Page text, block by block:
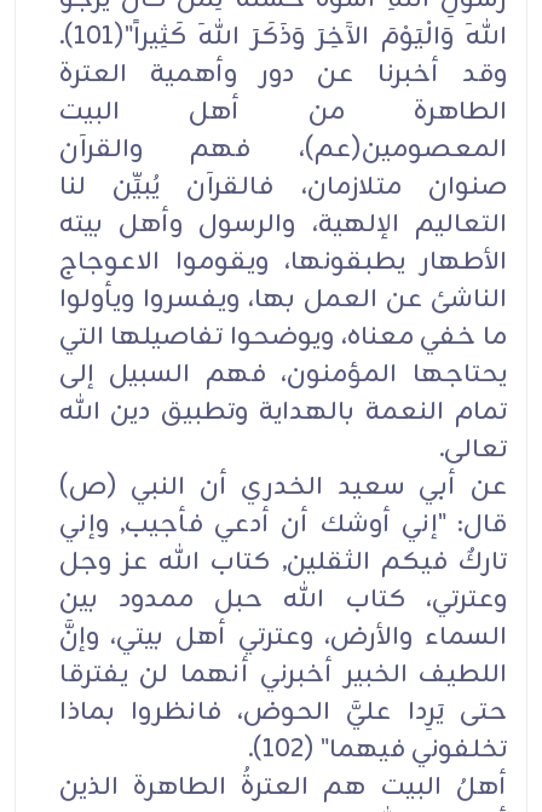
اللهَ وَالْيَوْمَ الآَخِرَ وَذَكَرَ اللهَ كَثِيراً"(101).
وقد أخبرنا عن دور وأهمية العترة
الطاهرة من أهل البيت
المعصومين(عم)، فهم والقرآن
صنوان متلازمان، فالقرآن يُبيِّن لنا
التعاليم الإلهية، والرسول وأهل بيته
الأطهار يطبقونها، ويقوموا الاعوجاج
الناشئ عن العمل بها، ويفسروا ويأولوا
ما خفي معناه، ويوضحوا تفاصيلها التي
يحتاجها المؤمنون، فهم السبيل إلى
تمام النعمة بالهداية وتطبيق دين الله
تعالى.
عن أبي سعيد الخدري أن النبي (ص)
قال: "إني أوشك أن أدعي فأجيب, وإني
تاركٌ فيكم الثقلين, كتاب الله عز وجل
وعترتي، كتاب الله حبل ممدود بين
السماء والأرض، وعترتي أهل بيتي، وإنَّ
اللطيف الخبير أخبرني أنهما لن يفترقا
حتى يَرِدا عليَّ الحوض، فانظروا بماذا
تخلفوني فيهما" (102).
أهلُ البيت هم العترةُ الطاهرة الذين